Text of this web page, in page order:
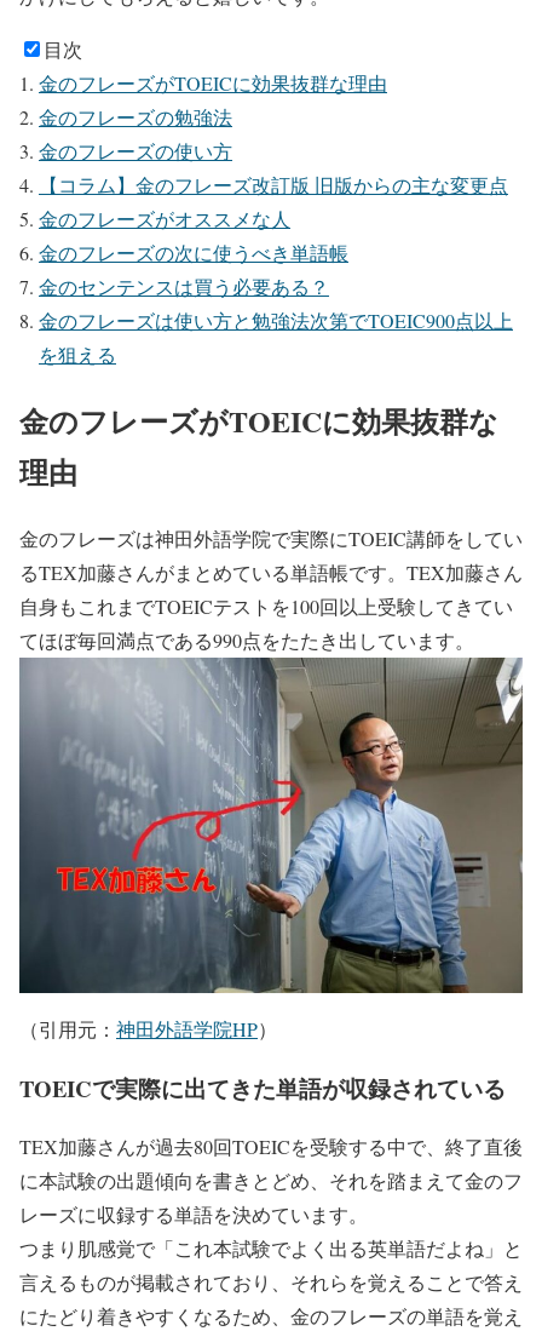
目次
金のフレーズがTOEICに効果抜群な理由
金のフレーズの勉強法
金のフレーズの使い方
【コラム】金のフレーズ改訂版 旧版からの主な変更点
金のフレーズがオススメな人
金のフレーズの次に使うべき単語帳
金のセンテンスは買う必要ある？
金のフレーズは使い方と勉強法次第でTOEIC900点以上
を狙える
金のフレーズがTOEICに効果抜群な
理由
金のフレーズは神田外語学院で実際にTOEIC講師をしてい
るTEX加藤さんがまとめている単語帳です。TEX加藤さん
自身もこれまでTOEICテストを100回以上受験してきてい
てほぼ毎回満点である990点をたたき出しています。
（引用元： 神田外語学院HP）
TOEICで実際に出てきた単語が収録されている
TEX加藤さんが過去80回TOEICを受験する中で、終了直後
に本試験の出題傾向を書きとどめ、それを踏まえて金のフ
レーズに収録する単語を決めています。
つまり肌感覚で「これ本試験でよく出る英単語だよね」と
言えるものが掲載されており、それらを覚えることで答え
にたどり着きやすくなるため、金のフレーズの単語を覚え